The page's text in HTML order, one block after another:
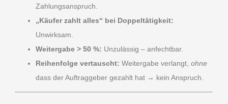
Zahlungsanspruch.
„Käufer zahlt alles“ bei Doppeltätigkeit:
Unwirksam.
Weitergabe > 50 %: Unzulässig – anfechtbar.
Reihenfolge vertauscht: Weitergabe verlangt, ohne
dass der Auftraggeber gezahlt hat → kein Anspruch.